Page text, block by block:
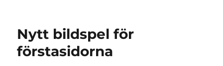
Nytt bildspel för
förstasidorna